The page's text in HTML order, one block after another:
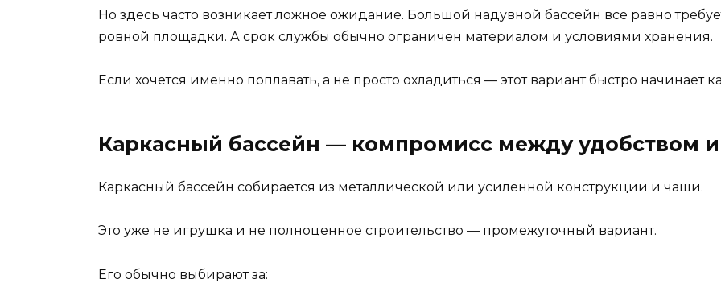
Но здесь часто возникает ложное ожидание. Большой надувной бассейн всё равно
ровной площадки. А срок службы обычно ограничен материалом и условиями хранения.
Если хочется именно поплавать, а не просто охладиться — этот вариант быстро начинает
Каркасный бассейн — компромисс между удобством
Каркасный бассейн собирается из металлической или усиленной конструкции и чаши.
Это уже не игрушка и не полноценное строительство — промежуточный вариант.
Его обычно выбирают за: